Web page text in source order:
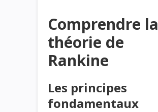
Comprendre la
théorie de
Rankine
Les principes
fondamentaux